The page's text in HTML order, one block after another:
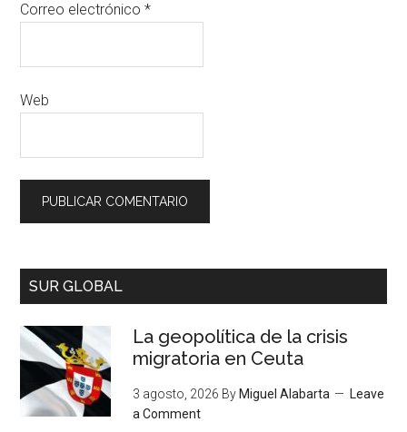
Correo electrónico*
Web
SUR GLOBAL
La geopolítica de la crisis
migratoria en Ceuta
3 agosto, 2026 By Miguel Alabarta
Leave
a Comment